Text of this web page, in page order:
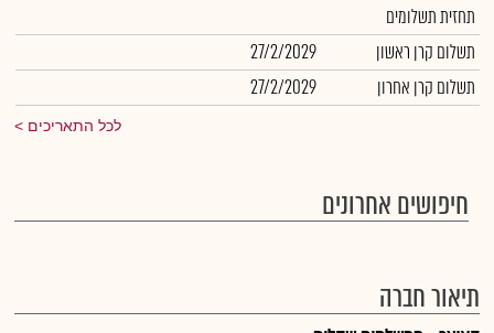
תחזית תשלומים
תשלום קרן ראשון
27/2/2029
תשלום קרן אחרון
27/2/2029
לכל התאריכים
חיפושים אחרונים
תיאור חברה